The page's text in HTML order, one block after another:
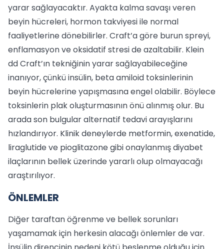
yarar sağlayacaktır. Ayakta kalma savaşı veren
beyin hücreleri, hormon takviyesi ile normal
faaliyetlerine dönebilirler. Craft’a göre burun spreyi,
enflamasyon ve oksidatif stresi de azaltabilir. Klein
dd Craft’ın tekniğinin yarar sağlayabileceğine
inanıyor, çünkü insülin, beta amiloid toksinlerinin
beyin hücrelerine yapışmasına engel olabilir. Böylece
toksinlerin plak oluşturmasının önü alınmış olur. Bu
arada son bulgular alternatif tedavi arayışlarını
hızlandırıyor. Klinik deneylerde metformin, exenatide,
liraglutide ve pioglitazone gibi onaylanmış diyabet
ilaçlarının bellek üzerinde yararlı olup olmayacağı
araştırılıyor.
ÖNLEMLER
Diğer taraftan öğrenme ve bellek sorunları
yaşamamak için herkesin alacağı önlemler de var.